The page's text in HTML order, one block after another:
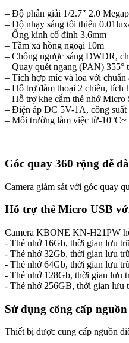
– Độ phân giải 1/2.7″ 2.0
– Độ nhạy sáng tối thiểu
– Ống kính cố đinh 3.6mm
– Tầm xa hồng ngoại 10m
– Chống ngược sáng DWDR,
– Quay quét ngang (PAN) 355°
– Tích hợp míc và loa với
– Hỗ trợ đàm thoại 2 chiều, tích
– Hỗ trợ khe cắm thẻ nhớ
– Điện áp DC 5V-1A, công suất
– Môi trường làm việc từ-
Góc quay 360 rộng dễ
Camera giám sát với góc quay
Hỗ trợ thẻ Micro USB
Camera KBONE KN-H21PW
- Thẻ nhớ 16Gb, thời gian lưu
- Thẻ nhớ 32Gb, thời gian lưu
- Thẻ nhớ 64Gb, thời gian lưu
- Thẻ nhớ 128Gb, thời gian lưu
- Thẻ nhớ 256GB, thời gian lưu
Sử dụng cổng cấp
Thiết bị được cung cấp nguồn